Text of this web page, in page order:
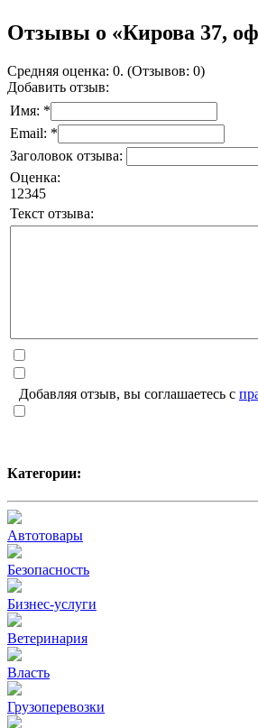
Отзывы о «Кирова 37,
Средняя оценка: 0. (Отзывов: 0)
Добавить отзыв:
Имя: *
Email: *
Заголовок отзыва:
Оценка:
1 2345
Текст отзыва:
Добавляя отзыв, вы соглашаетесь с
Категории:
Автотовары
Безопасность
Бизнес-услуги
Ветеринария
Власть
Грузоперевозки